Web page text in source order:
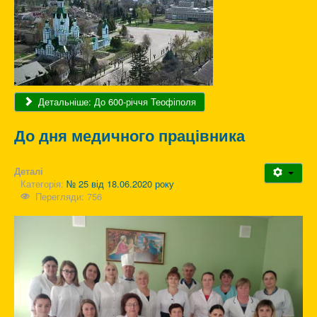
Детальніше: До 600-річчя Теофіполя
До дня медичного працівника
Деталі
Категорія: № 25 від 18.06.2020 року
Перегляди: 756